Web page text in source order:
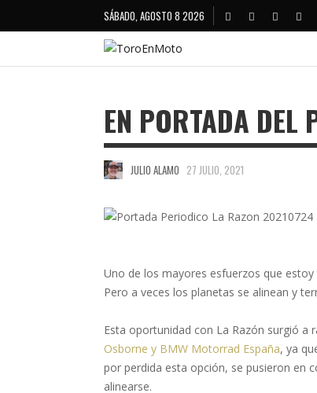
SÁBADO, AGOSTO 8 2026
EN PORTADA DEL
JULIO ALAMO 27 JULIO, 2021
Uno de los mayores esfuerzos que
Pero a veces los planetas se alinean y
Esta oportunidad con La Razón surgió a
Osborne y BMW Motorrad España, ya
por perdida esta opción, se pusieron en
alinearse.